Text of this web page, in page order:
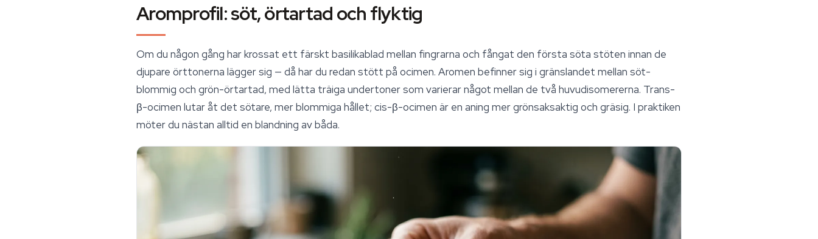
Aromprofil: söt, örtartad och flyktig
Om du någon gång har krossat ett färskt basilikablad mellan fingrarna och fångat den första söta stöten innan de
djupare örttonerna lägger sig — då har du redan stött på ocimen. Aromen befinner sig i gränslandet mellan söt-
blommig och grön-örtartad, med lätta träiga undertoner som varierar något mellan de två huvudisomererna. Trans-
β-ocimen lutar åt det sötare, mer blommiga hållet; cis-β-ocimen är en aning mer grönsaksaktig och gräsig. I praktiken
möter du nästan alltid en blandning av båda.